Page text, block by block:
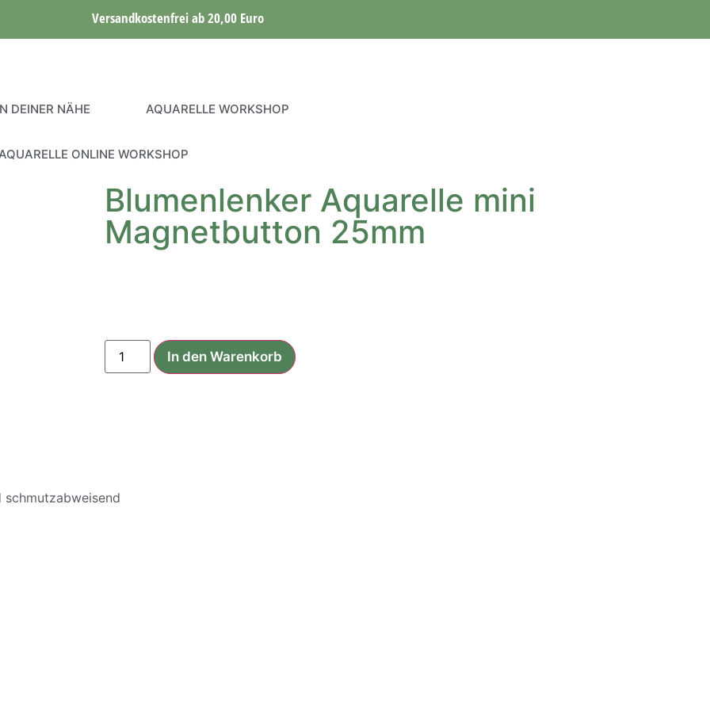
Versandkostenfrei ab 20,00 Euro
DEINER NÄHE AQUARELLE WORKSHOP
ONLINE WORKSHOP
Blumenlenker Aquarelle mini
Magnetbutton 25mm
In den Warenkorb